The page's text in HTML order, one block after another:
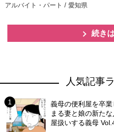
アルバイト・パート / 愛知県
続き
人気記事
義母の便利屋を卒
まる妻と娘の新た
屋扱いする義母